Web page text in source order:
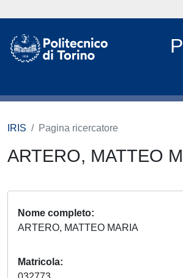
IRIS Pagina ricercatore
ARTERO, MATTEO
Nome completo
ARTERO, MATTEO MARIA
Matricola